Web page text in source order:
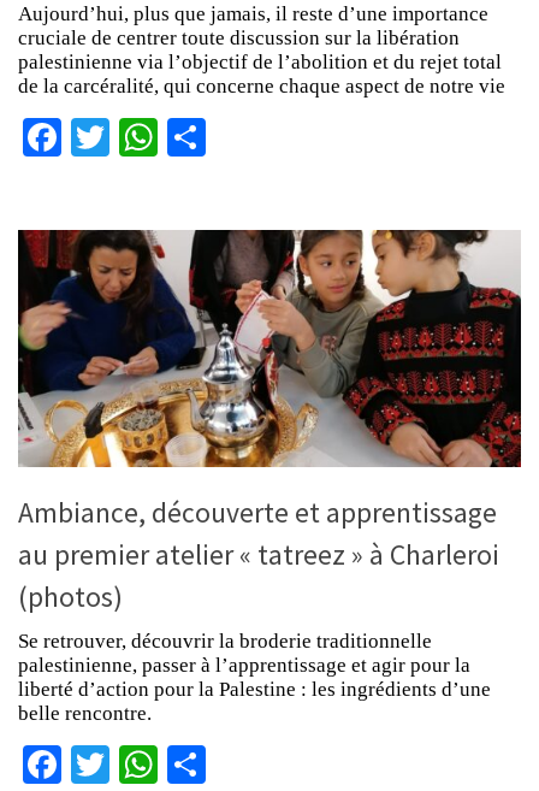
Aujourd’hui, plus que jamais, il reste d’une importance
cruciale de centrer toute discussion sur la libération
palestinienne via l’objectif de l’abolition et du rejet total
de la carcéralité, qui concerne chaque aspect de notre vie
Facebook
TwitterWhatsApp
Ambiance, découverte et apprentissage
au premier atelier « tatreez » à Charleroi
(photos)
Se retrouver, découvrir la broderie traditionnelle
palestinienne, passer à l’apprentissage et agir pour la
liberté d’action pour la Palestine : les ingrédients d’une
belle rencontre.
Facebook
TwitterWhatsApp